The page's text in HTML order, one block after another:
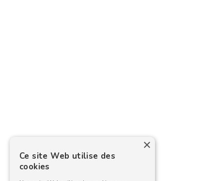
×
Ce site Web utilise des
cookies